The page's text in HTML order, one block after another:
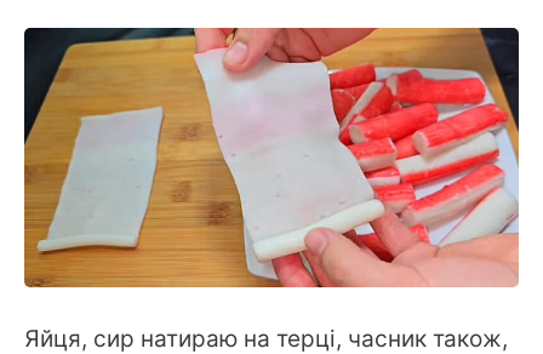
Яйця, сир натираю на терці, часник також,